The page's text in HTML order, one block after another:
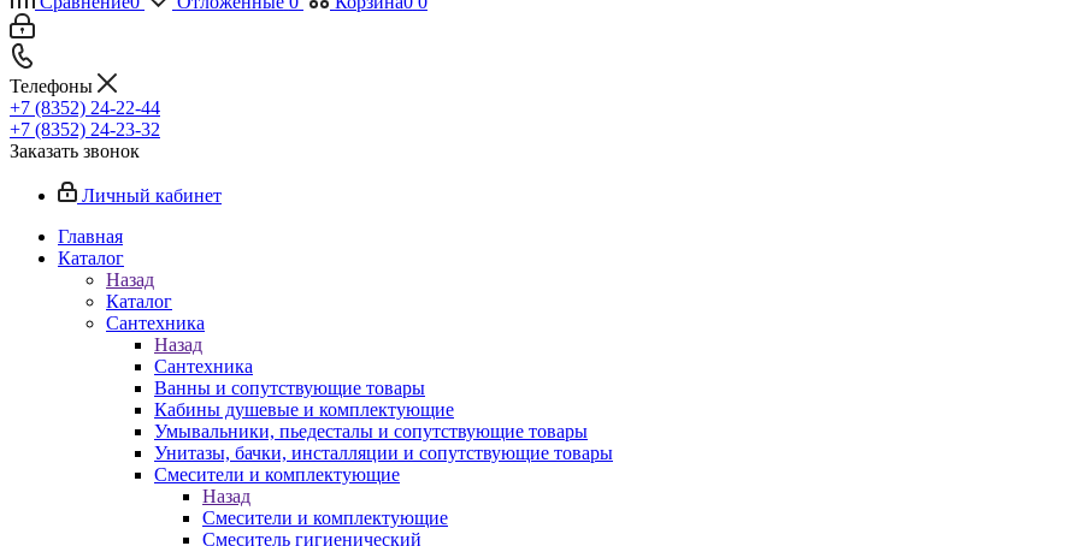
Телефоны
+7 (8352) 24-22-44
+7 (8352) 24-23-32
Заказать звонок
Личный кабинет
Главная
Каталог
Назад
Каталог
Сантехника
Назад
Сантехника
Ванны и сопутствующие товары
Кабины душевые и комплектующие
Умывальники, пьедесталы и сопутствующие товары
Унитазы, бачки, инсталляции и сопутствующие товары
Смесители и комплектующие
Назад
Смесители и комплектующие
Смеситель гигиенический